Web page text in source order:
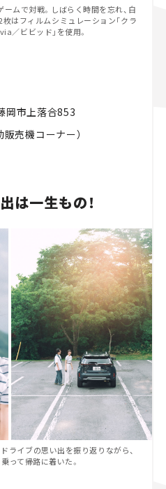
ムで対戦。しばらく時間を忘れ、白
はフィルムシミュレーション「クラ
／ビビッド」を使用。
岡市上落合853
販売機コーナー）
は一生もの！
ライブの思い出を振り返りながら、
って帰路に着いた。